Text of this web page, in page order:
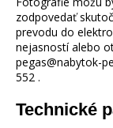
zodpovedať
prevodu do
nejasností alebo
pegas@nabytok-
552 .
Technické